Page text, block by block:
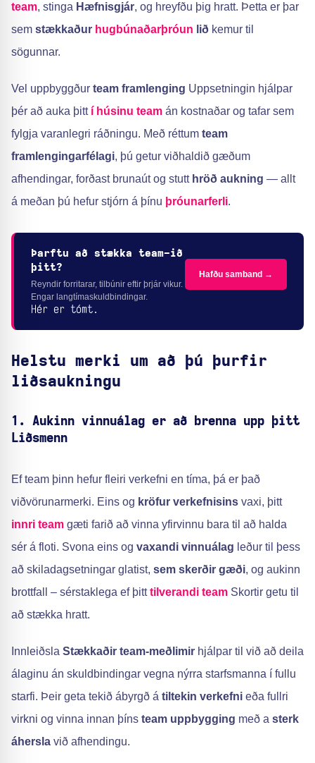
team, stinga Hæfnisgjár, og hreyfðu þig hratt. Þetta er þar
sem stækkaður hugbúnaðarþróun lið kemur til
sögunnar.
Vel uppbyggður team framlenging Uppsetningin hjálpar
þér að auka þitt í húsinu team án kostnaðar og tafar sem
fylgja varanlegri ráðningu. Með réttum team
framlengingarfélagi, þú getur viðhaldið gæðum
afhendingar, forðast brunaút og stutt hröð aukning — allt
á meðan þú hefur stjórn á þínu þróunarferli.
Þarftu að stækka team-ið
þitt?
Reyndir forritarar, tilbúnir eftir þrjár vikur.
Engar langtímaskuldbindingar.
Hér er tómt.
Hafðu samband →
Helstu merki um að þú þurfir
liðsaukningu
1. Aukinn vinnuálag er að brenna upp þitt
Liðsmenn
Ef team þinn hefur fleiri verkefni en tíma, þá er það
viðvörunarmerki. Eins og kröfur verkefnisins vaxi, þitt
innri team gæti farið að vinna yfirvinnu bara til að halda
sér á floti. Svona eins og vaxandi vinnuálag leður til þess
að skiladagsetningar glatist, sem skerðir gæði, og aukinn
brottfall – sérstaklega ef þitttilverandi team Skortir getu til
að stækka hratt.
Innleiðsla Stækkaðir team-meðlimir hjálpar til við að deila
álaginu án skuldbindingar vegna nýrra starfsmanna í fullu
starfi. Þeir geta tekið ábyrgð á tiltekin verkefni eða fullri
virkni og vinna innan þíns team uppbygging með a sterk
áhersla við afhendingu.